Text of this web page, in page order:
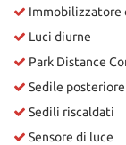
Luci diurne
Park Distance
Sedile
Sedili riscaldati
Sensore di luce